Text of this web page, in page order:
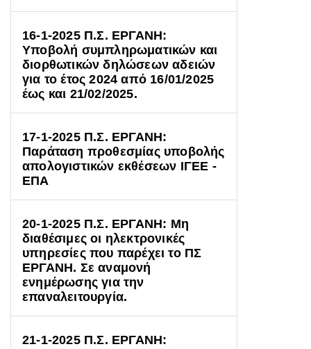
16-1-2025 Π.Σ. ΕΡΓΑΝΗ:
Υποβολή συμπληρωματικών και
διορθωτικών δηλώσεων αδειών
για το έτος 2024 από 16/01/2025
έως και 21/02/2025.
17-1-2025 Π.Σ. ΕΡΓΑΝΗ:
Παράταση προθεσμίας υποβολής
απολογιστικών εκθέσεων ΙΓΕΕ -
ΕΠΑ
20-1-2025 Π.Σ. ΕΡΓΑΝΗ: Μη
διαθέσιμες οι ηλεκτρονικές
υπηρεσίες που παρέχει το ΠΣ
ΕΡΓΑΝΗ. Σε αναμονή
ενημέρωσης για την
επαναλειτουργία.
21-1-2025 Π.Σ. ΕΡΓΑΝΗ: